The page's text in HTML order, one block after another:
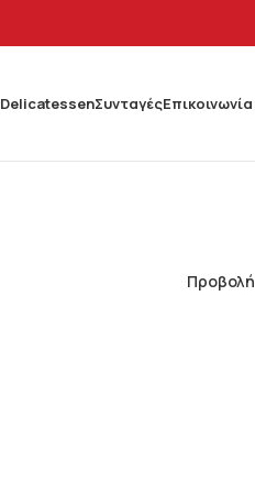
DelicatessenΣυνταγέςΕπικοινωνία
Προβολή